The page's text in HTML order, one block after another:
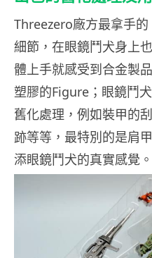
Threezero廠方最拿手
細節，在眼鏡鬥犬身上
體上手就感受到合金製
塑膠的Figure；眼鏡鬥
舊化處理，例如裝甲的
跡等等，最特別的是肩
添眼鏡鬥犬的真實感覺。